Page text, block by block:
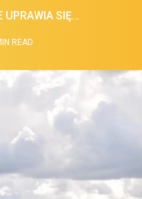
UPRAWIA SIĘ…
READ